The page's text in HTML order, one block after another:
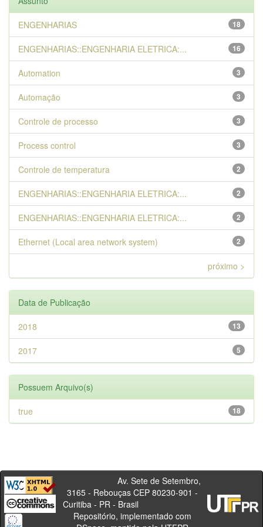
18
ENGENHARIAS
16
ENGENHARIAS::ENGENHARIA ELETRICA:...
3
Automation
3
Automação
3
Controle de processo
3
Process control
2
Controle de temperatura
2
ENGENHARIAS::ENGENHARIA ELETRICA:...
2
ENGENHARIAS::ENGENHARIA ELETRICA:...
2
Ethernet (Local area network system)
próximo >
Data de Publicação
13
2018
5
2017
Possuem Arquivo(s)
18
true
Av. Sete de Setembro,
3165 - Rebouças CEP 80230-901 -
Curitiba - PR - Brasil
Repositório, implementado com